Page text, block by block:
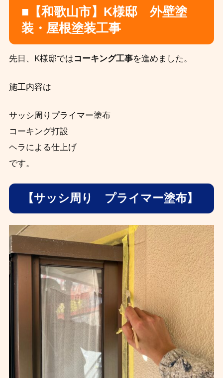
■【和歌山市】K様邸 外壁塗
装・屋根塗装工事
先日、K様邸ではコーキング工事を進めました。
施工内容は
サッシ周りプライマー塗布
コーキング打設
ヘラによる仕上げ
です。
【サッシ周り プライマー塗布】